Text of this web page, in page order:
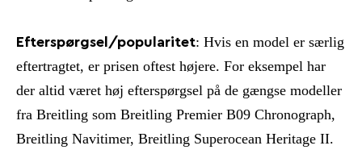
Efterspørgsel/popularitet: Hvis en model er særlig
eftertragtet, er prisen oftest højere. For eksempel har
der altid været høj efterspørgsel på de gængse modeller
fra Breitling som Breitling Premier B09 Chronograph,
Breitling Navitimer, Breitling Superocean Heritage II.